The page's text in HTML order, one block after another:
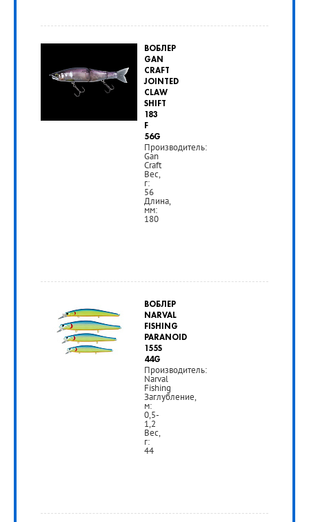
1
190
руб.
РУБ
ВОБЛЕР
GAN
CRAFT
JOINTED
CLAW
SHIFT
183
F
56G
Производитель:
Gan
Craft
Вес,
г:
56
Длина,
мм:
180
4
390
руб.
РУБ
ВОБЛЕР
NARVAL
FISHING
PARANOID
155S
44G
Производитель:
Narval
Fishing
Заглубление,
м:
0,5-
1,2
Вес,
г:
44
1